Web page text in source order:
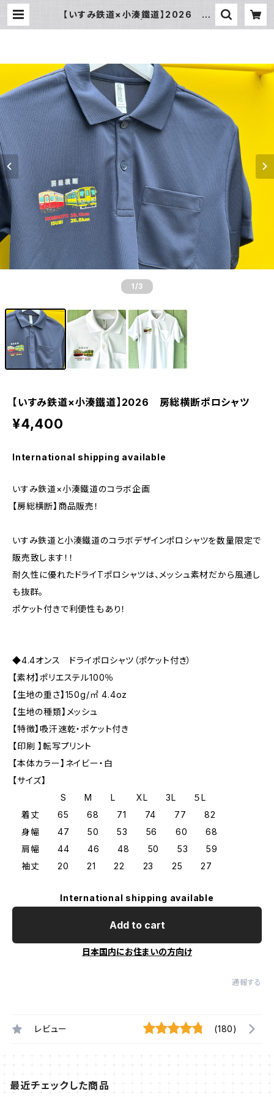
【いすみ鉄道×小湊鐵道】2026 房
1 /3
【いすみ鉄道×小湊鐵道】2026 房総横断ポロシャツ
¥4,400
International shipping available
いすみ鉄道×小湊鐵道のコラボ企画
【房総横断】商品販売！
いすみ鉄道と小湊鐵道のコラボデザインポロシャツを数量限定で
販売致します！！
耐久性に優れたドライTポロシャツは、メッシュ素材だから風通し
も抜群。
ポケット付きで利便性もあり！
◆4.4オンス ドライポロシャツ（ポケット付き）
【素材】ポリエステル100％
【生地の重さ】150g/㎡ 4.4oz
【生地の種類】メッシュ
【特徴】吸汗速乾・ポケット付き
【印刷 】転写プリント
【本体カラー】ネイビー・白
【サイズ】
S M L XL 3L ５L
着丈 65 68 71 74 77 82
身幅 47 50 53 56 60 68
肩幅 44 46 48 50 53 59
袖丈 20 21 22 23 25 27
International shipping available
Add to cart
日本国内にお住まいの方向け
通報する
レビュー (180)
最近チェックした商品